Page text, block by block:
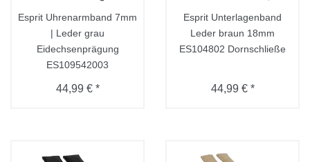
Esprit Uhrenarmband 7mm
| Leder grau
Eidechsenprägung
ES109542003
44,99 € *
Esprit Unterlagenband
Leder braun 18mm
ES104802 Dornschließe
44,99 € *